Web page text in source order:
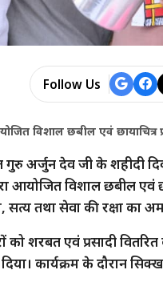
Follow Us
विशाल छबील एवं छायाचित्र
गुरु अर्जुन देव जी के शहीदी
आयोजित विशाल छबील एवं
तथा सेवा की रक्षा का
को शरबत एवं प्रसादी
कार्यक्रम के दौरान